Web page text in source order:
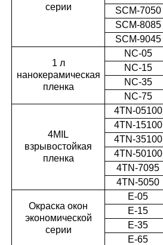
серии
SCM-7050
SCM-8085
SCM-9045
1 л
нанокерамическая
пленка
NC-05
NC-15
NC-35
NC-75
4MIL
взрывостойкая
пленка
4TN-05100
4TN-15100
4TN-35100
4TN-50100
4TN-7095
4TN-5050
Окраска окон
экономической
серии
E-05
Е-15
Е-35
Е-65